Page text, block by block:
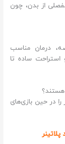
از بدن، چون
درمان مناسب
استراحت ساده تا
در حین بازی‌های